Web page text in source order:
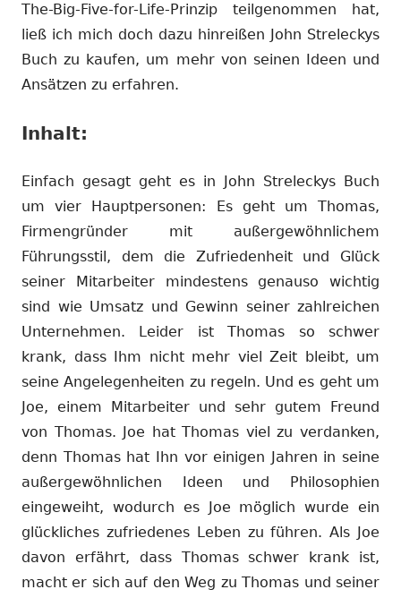
The-Big-Five-for-Life-Prinzip teilgenommen hat,
ließ ich mich doch dazu hinreißen John Streleckys
Buch zu kaufen, um mehr von seinen Ideen und
Ansätzen zu erfahren.
Inhalt:
Einfach gesagt geht es in John Streleckys Buch
um vier Hauptpersonen: Es geht um Thomas,
Firmengründer mit außergewöhnlichem
Führungsstil, dem die Zufriedenheit und Glück
seiner Mitarbeiter mindestens genauso wichtig
sind wie Umsatz und Gewinn seiner zahlreichen
Unternehmen. Leider ist Thomas so schwer
krank, dass Ihm nicht mehr viel Zeit bleibt, um
seine Angelegenheiten zu regeln. Und es geht um
Joe, einem Mitarbeiter und sehr gutem Freund
von Thomas. Joe hat Thomas viel zu verdanken,
denn Thomas hat Ihn vor einigen Jahren in seine
außergewöhnlichen Ideen und Philosophien
eingeweiht, wodurch es Joe möglich wurde ein
glückliches zufriedenes Leben zu führen. Als Joe
davon erfährt, dass Thomas schwer krank ist,
macht er sich auf den Weg zu Thomas und seiner